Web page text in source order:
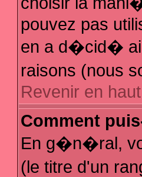
pouvez pas
en a d�cid�
raisons (nous
Revenir en
Comment
En g�n�ral,
(le titre d'un